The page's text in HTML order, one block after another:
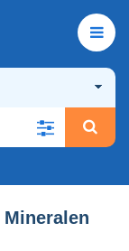
Mineralen